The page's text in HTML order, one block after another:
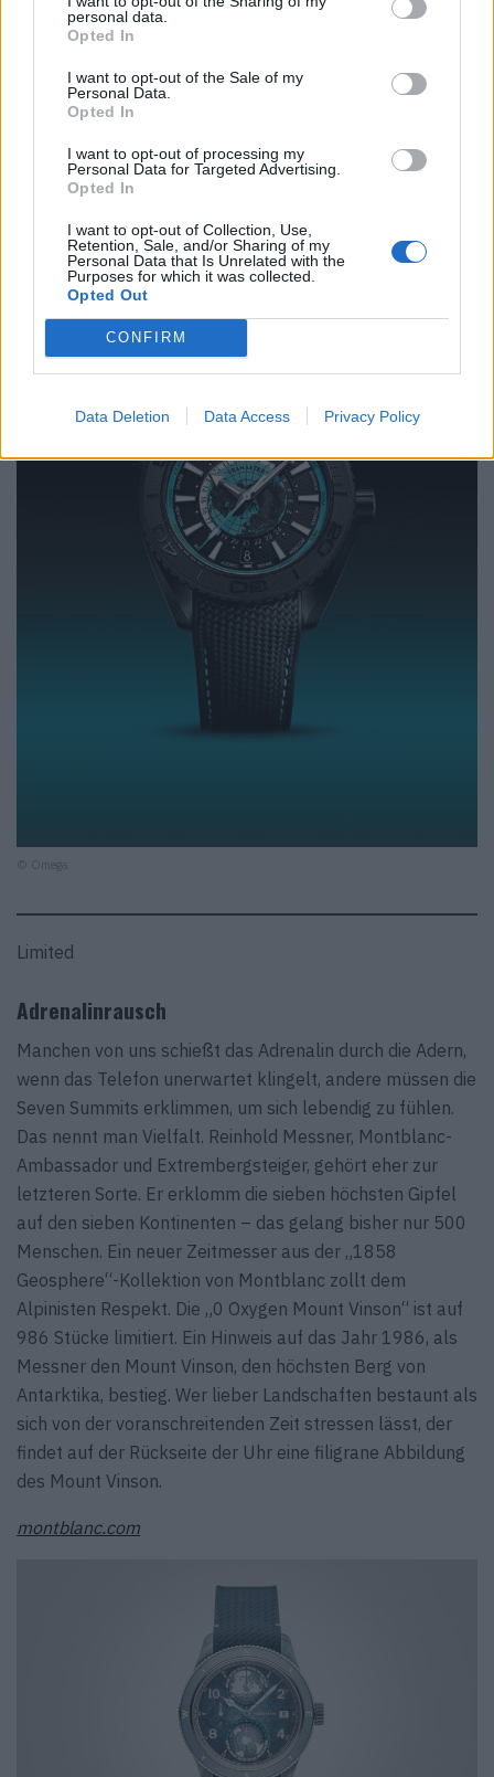
personal data.
Opted In
I want to opt-out of the Sale of my
Personal Data.
Opted In
I want to opt-out of processing my
Personal Data for Targeted Advertising.
Opted In
I want to opt-out of Collection, Use,
Retention, Sale, and/or Sharing of my
Personal Data that Is Unrelated with the
Purposes for which it was collected.
Opted Out
CONFIRM
Data Deletion Data Access Privacy Policy
Krise auslösen, hilft ein Sprung ins kalte Nass. Wie der
Name verrät, besticht die Uhr mit einer beeindruckenden
Wasserdichte. 600 Meter unter der Wasseroberfläche
kann man immer noch nachschauen, ob in New York
gerade die Sonne aufgeht und wie spät es in Biel, der
Heimatstadt von Omega, ist.
omegawatches.com
© Omega
Limited
Adrenalinrausch
Manchen von uns schießt das Adrenalin durch die Adern,
wenn das Telefon unerwartet klingelt, andere müssen die
Seven Summits erklimmen, um sich lebendig zu fühlen.
Das nennt man Vielfalt. Reinhold Messner, Montblanc-
Ambassador und Extrembergsteiger, gehört eher zur
letzteren Sorte. Er erklomm die sieben höchsten Gipfel
auf den sieben Kontinenten – das gelang bisher nur 500
Menschen. Ein neuer Zeitmesser aus der „1858
Geosphere“-Kollektion von Montblanc zollt dem
Alpinisten Respekt. Die „0 Oxygen Mount Vinson“ ist auf
986 Stücke limitiert. Ein Hinweis auf das Jahr 1986, als
Messner den Mount Vinson, den höchsten Berg von
Antarktika, bestieg. Wer lieber Landschaften bestaunt als
sich von der voranschreitenden Zeit stressen lässt, der
findet auf der Rückseite der Uhr eine filigrane Abbildung
des Mount Vinson.
montblanc.com